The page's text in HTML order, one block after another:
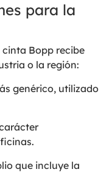
para la
cinta Bopp recibe
o la región:
genérico, utilizado
que incluye la